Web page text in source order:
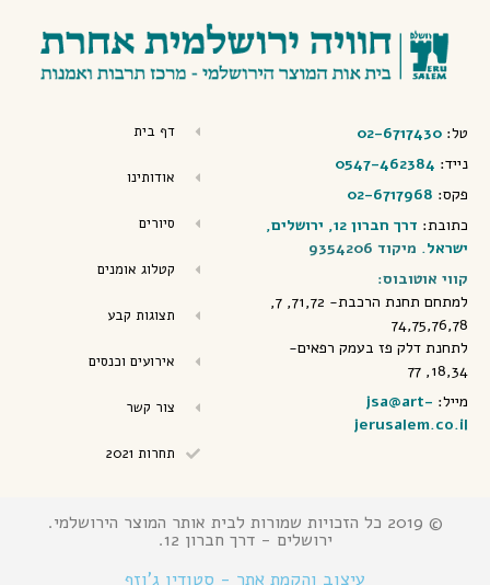
טל: 02-6717430
נייד: 0547-462384
פקס: 02-6717968
כתובת:
דרך חברון 12, ירושלים,
ישראל. מיקוד 9354206
קווי אוטובוס:
למתחם תחנת הרכבת- 71,72, 7,
74,75,76,78
לתחנת דלק פז בעמק רפאים-
18,34, 77
מייל: jsa@art-
jerusalem.co.il
דף בית
אודותינו
סיורים
קטלוג אומנים
תצוגות קבע
אירועים וכנסים
צור קשר
תחרות 2021
© 2019 כל הזכויות שמורות לבית אותר המוצר הירושלמי.
ירושלים - דרך חברון 12.
עיצוב והקמת אתר - סטודיו ג'וזף